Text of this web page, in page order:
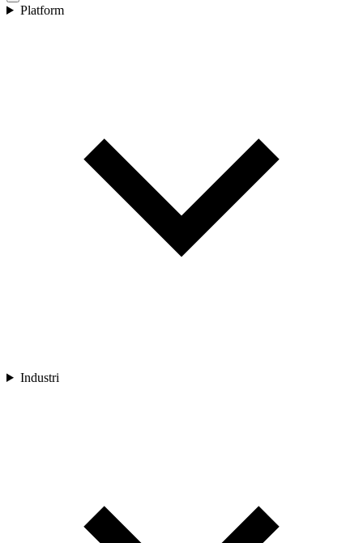
Platform
Industri